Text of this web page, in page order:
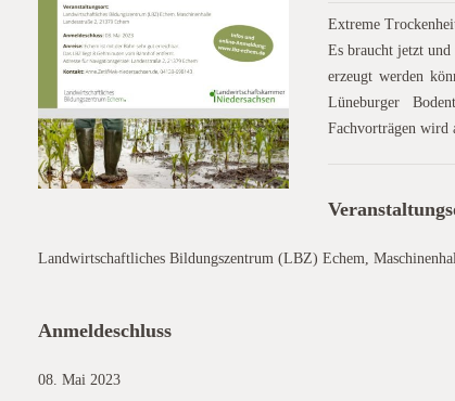
Extreme
Es braucht jetzt
erzeugt werden
Lüneburger
Fachvorträgen wird
Landwirtschaftliches Bildungszentrum (LBZ) Echem,
Anmeldeschluss
08. Mai 2023